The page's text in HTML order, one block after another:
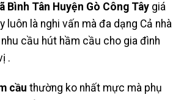
Bình Tân Huyện Gò Công Tây giá
luôn là nghi vấn mà đa dạng Cả nhà
cầu hút hầm cầu cho gia đình
.
cầu thường ko nhất mực mà phụ